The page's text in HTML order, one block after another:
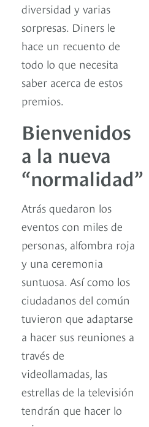
diversidad y varias
sorpresas. Diners le
hace un recuento de
todo lo que necesita
saber acerca de estos
premios.
Bienvenidos
a la nueva
“normalidad”
Atrás quedaron los
eventos con miles de
personas, alfombra roja
y una ceremonia
suntuosa. Así como los
ciudadanos del común
tuvieron que adaptarse
a hacer sus reuniones a
través de
videollamadas, las
estrellas de la televisión
tendrán que hacer lo